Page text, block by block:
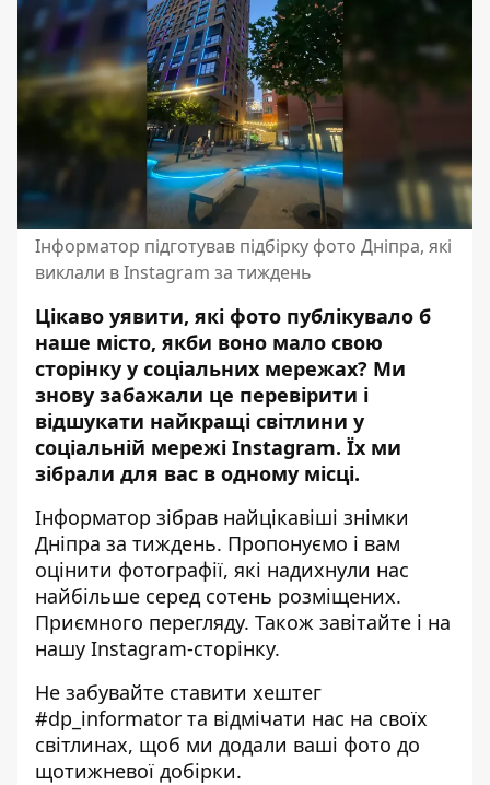
Інформатор підготував підбірку фото Дніпра, які
виклали в Instagram за тиждень
Цікаво уявити, які фото публікувало б
наше місто, якби воно мало свою
сторінку у соціальних мережах? Ми
знову забажали це перевірити і
відшукати найкращі світлини у
соціальній мережі Instagram. Їх ми
зібрали для вас в одному місці.
Інформатор зібрав найцікавіші знімки
Дніпра за тиждень. Пропонуємо і вам
оцінити фотографії, які надихнули нас
найбільше серед сотень розміщених.
Приємного перегляду. Також завітайте і на
нашу Instagram-сторінку.
Не забувайте ставити хештег
#dp_informator та відмічати нас на своїх
світлинах, щоб ми додали ваші фото до
щотижневої добірки.